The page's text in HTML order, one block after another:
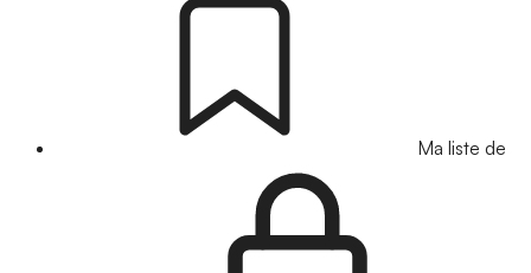
Ma liste de